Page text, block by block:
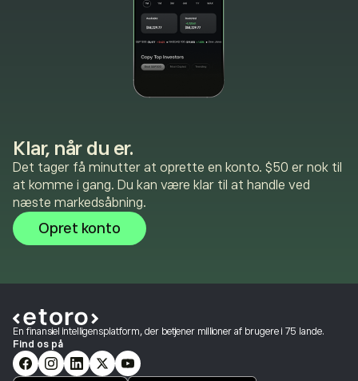
Klar, når du er.
Det tager få minutter at oprette en konto. $50 er nok til
at komme i gang. Du kan være klar til at handle ved
næste markedsåbning.
Opret konto
En finansiel intelligensplatform, der betjener millioner af brugere i 75 lande.
Find os på